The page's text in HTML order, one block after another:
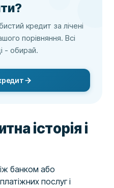
кредит за лічені
порівняння. Всі
- обирай.
історія і
банком або
послуг і